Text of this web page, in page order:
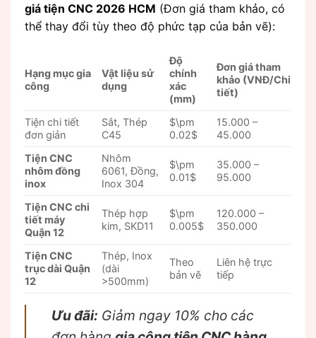
giá tiện CNC 2026 HCM (Đơn giá tham khảo, có
thể thay đổi tùy theo độ phức tạp của bản vẽ):
Hạng mục gia
công
Vật liệu sử
dụng
Độ
chính
xác
(mm)
Đơn giá tham
khảo (VNĐ/Chi
tiết)
Tiện chi tiết
đơn giản
Sắt, Thép
C45
$\pm
0.02$
15.000 –
45.000
Tiện CNC
nhôm đồng
inox
Nhôm
6061, Đồng,
Inox 304
$\pm
0.01$
35.000 –
95.000
Tiện CNC chi
tiết máy
Quận 12
Thép hợp
kim, SKD11
$\pm
0.005$
120.000 –
350.000
Tiện CNC
trục dài Quận
12
Thép, Inox
(dài
>500mm)
Theo
bản vẽ
Liên hệ trực
tiếp
Ưu đãi: Giảm ngay 10% cho các